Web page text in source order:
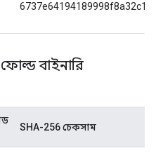
বাইনারি
SHA-256 চেকসাম